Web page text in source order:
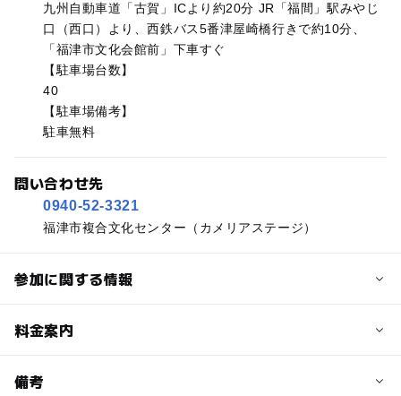
九州自動車道「古賀」ICより約20分 JR「福間」駅みやじ
口（西口）より、西鉄バス5番津屋崎橋行きで約10分、
「福津市文化会館前」下車すぐ
【駐車場台数】
40
【駐車場備考】
駐車無料
問い合わせ先
0940-52-3321
福津市複合文化センター（カメリアステージ）
参加に関する情報
予約/応募
料金案内
料金について
備考